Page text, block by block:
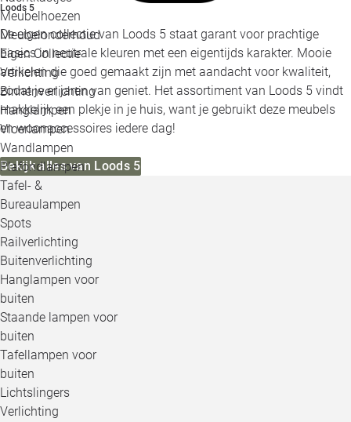
Meubelhoezen
Meubelonderhoud
Eigen Collectie
Verlichting
Binnenverlichting
Hanglampen
Vloerlampen
Wandlampen
Plafondlampen
Tafel- &
Bureaulampen
Spots
Railverlichting
Buitenverlichting
Hanglampen voor
buiten
Staande lampen voor
buiten
Tafellampen voor
buiten
Lichtslingers
Verlichting
Loods 5
De eigen collectie van Loods 5 staat garant voor prachtige
basics in neutrale kleuren met een eigentijds karakter. Mooie
artikelen die goed gemaakt zijn met aandacht voor kwaliteit,
zodat je er jaren van geniet. Het assortiment van Loods 5 vindt
makkelijk een plekje in je huis, want je gebruikt deze meubels
en woonaccessoires iedere dag!
Bekijk alles van Loods 5